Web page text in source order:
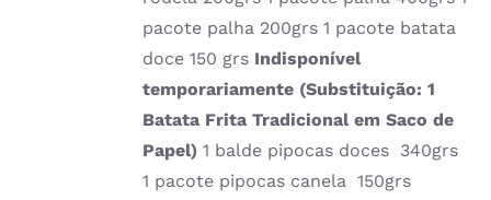
pacote palha 200grs 1 pacote batata
doce 150 grs Indisponível
temporariamente (Substituição: 1
Batata Frita Tradicional em Saco de
Papel) 1 balde pipocas doces 340grs
1 pacote pipocas canela 150grs